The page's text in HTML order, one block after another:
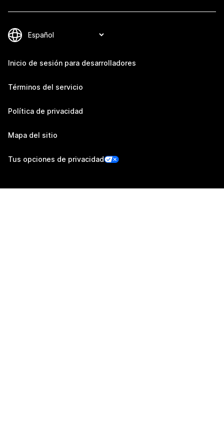
Inicio de sesión para desarrolladores
Términos del servicio
Política de privacidad
Mapa del sitio
Tus opciones de privacidad